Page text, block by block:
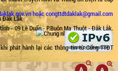
Đắk Lắk
- 09 Lê Duẩn - P.Buôn Ma Thuột - Đắk Lắk.
hoặc congttdtdaklak@gmail.com
phát hành lại các thông tin từ Cổng TTĐT